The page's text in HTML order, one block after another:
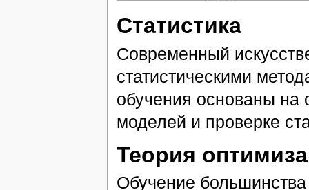
Статистика
Современный
статистическими
обучения основаны на
моделей и проверке
Теория
Обучение